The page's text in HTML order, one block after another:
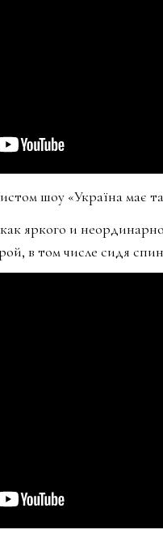
шоу «Україна має
яркого и
в том числе сидя